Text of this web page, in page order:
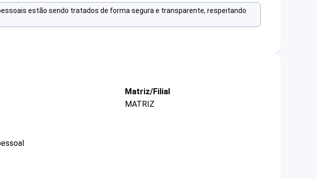
estão sendo tratados de forma segura e transparente, respeitando
Matriz/Filial
MATRIZ